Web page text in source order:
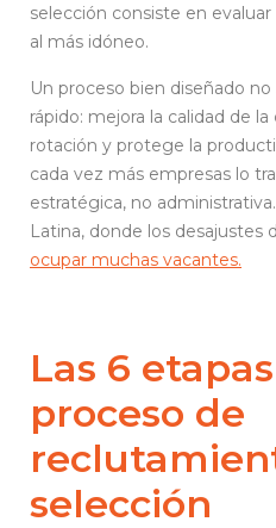
selección consiste en
al más idóneo.
Un proceso bien diseñado
rápido: mejora la calidad de
rotación y protege la
cada vez más empresas lo
estratégica, no
Latina, donde los desajustes
ocupar muchas vacantes.
Las 6
proceso de
selección